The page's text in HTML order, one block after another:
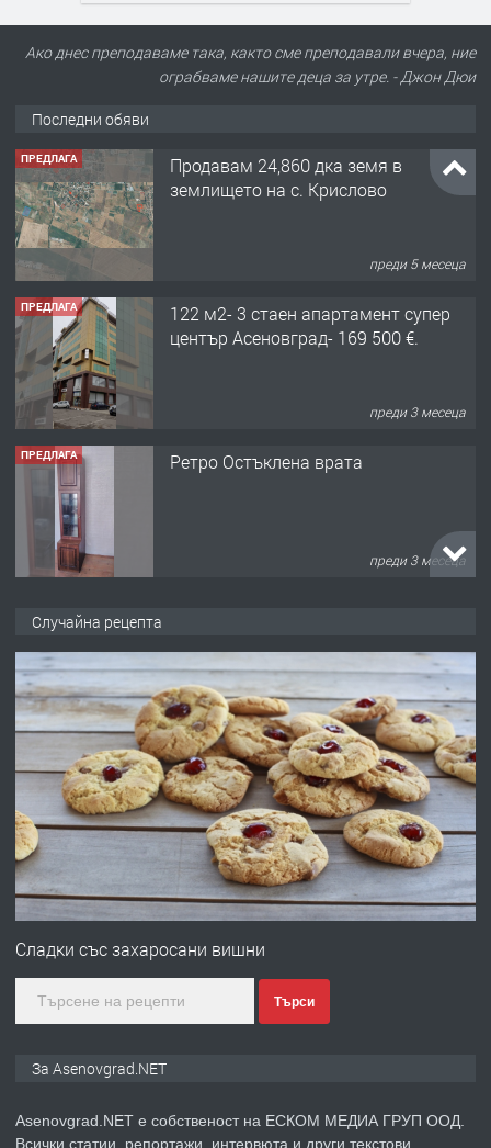
Ако днес преподаваме така, както сме преподавали вчера, ние
ограбваме нашите деца за утре. - Джон Дюи
Последни обяви
ПРЕДЛАГА
Продавам 24,860 дка земя в
землището на с. Крислово
преди 5 месеца
ПРЕДЛАГА
122 м2- 3 стаен апартамент супер
център Асеновград- 169 500 €.
преди 3 месеца
ПРЕДЛАГА Ретро Остъклена врата
преди 3 месеца
преди 10 месеца
Професионална броячна машина -
със сертификат от ЕЦБ
преди 1 година
ПРЕДЛАГА
Професионална зеленчукорезачка
Случайна рецепта
Сладки със захаросани вишни
Търси
За Asenovgrad.NET
Asenovgrad.NET е собственост на ЕСКОМ МЕДИА ГРУП ООД.
Всички статии, репортажи, интервюта и други текстови,